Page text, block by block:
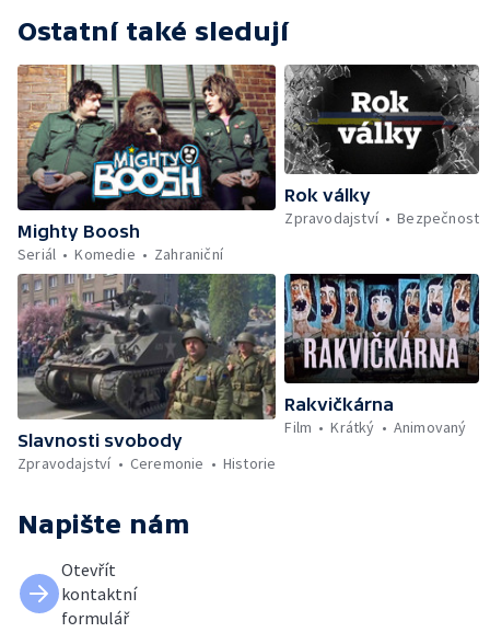
Ostatní také sledují
Mighty Boosh
Seriál
Komedie Zahraniční
Rok války
Zpravodajství
Bezpečnost
Slavnosti svobody
Zpravodajství
Ceremonie Historie
Rakvičkárna
Film
Krátký Animovaný
Napište nám
Otevřít
kontaktní
formulář